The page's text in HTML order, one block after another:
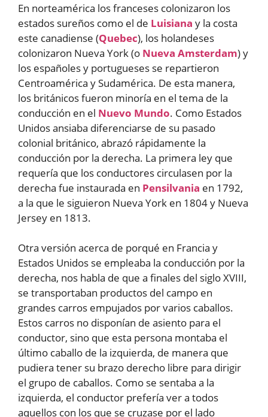
En norteamérica los franceses colonizaron los
estados sureños como el de Luisiana y la costa
este canadiense (Quebec), los holandeses
colonizaron Nueva York (o Nueva Amsterdam) y
los españoles y portugueses se repartieron
Centroamérica y Sudamérica. De esta manera,
los británicos fueron minoría en el tema de la
conducción en el Nuevo Mundo. Como Estados
Unidos ansiaba diferenciarse de su pasado
colonial británico, abrazó rápidamente la
conducción por la derecha. La primera ley que
requería que los conductores circulasen por la
derecha fue instaurada en Pensilvania en 1792,
a la que le siguieron Nueva York en 1804 y Nueva
Jersey en 1813.
Otra versión acerca de porqué en Francia y
Estados Unidos se empleaba la conducción por la
derecha, nos habla de que a finales del siglo XVIII,
se transportaban productos del campo en
grandes carros empujados por varios caballos.
Estos carros no disponían de asiento para el
conductor, sino que esta persona montaba el
último caballo de la izquierda, de manera que
pudiera tener su brazo derecho libre para dirigir
el grupo de caballos. Como se sentaba a la
izquierda, el conductor prefería ver a todos
aquellos con los que se cruzase por el lado